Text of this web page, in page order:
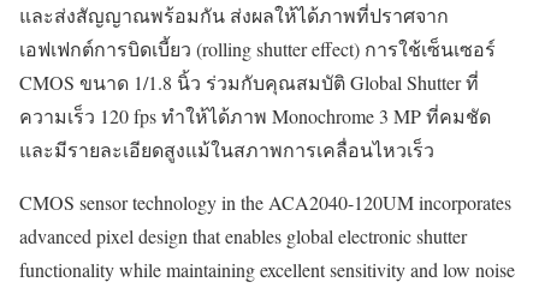
และส่งสัญญาณพร้อมกัน ส่งผลให้ได้ภาพที่ปราศจาก
เอฟเฟกต์การบิดเบี้ยว (rolling shutter effect) การใช้เซ็นเซอร์
CMOS ขนาด 1/1.8 นิ้ว ร่วมกับคุณสมบัติ Global Shutter ที่
ความเร็ว 120 fps ทำให้ได้ภาพ Monochrome 3 MP ที่คมชัด
และมีรายละเอียดสูงแม้ในสภาพการเคลื่อนไหวเร็ว
CMOS sensor technology in the ACA2040-120UM incorporates
advanced pixel design that enables global electronic shutter
functionality while maintaining excellent sensitivity and low noise